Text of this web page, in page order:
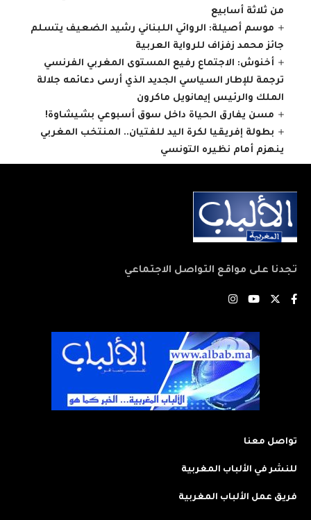
من ثلاثة أسابيع
موسم أصيلة: الروائي اللبناني رشيد الضعيف يتسلم
جائز محمد زفزاف للرواية العربية
أخنوش: الاجتماع رفيع المستوى المغربي الفرنسي
ترجمة للإطار السياسي الجديد الذي أرسى دعائمه جلالة
الملك والرئيس إيمانويل ماكرون
مسن يفارق الحياة داخل سوق أسبوعي بشيشاوة‎!
بطولة إفريقيا لكرة اليد للفتيان.. المنتخب المغربي
ينهزم أمام نظيره التونسي
تجدنا على مواقع التواصل الاجتماعي
تواصل معنا
للنشر في الألباب المغربية
فريق عمل الألباب المغربية